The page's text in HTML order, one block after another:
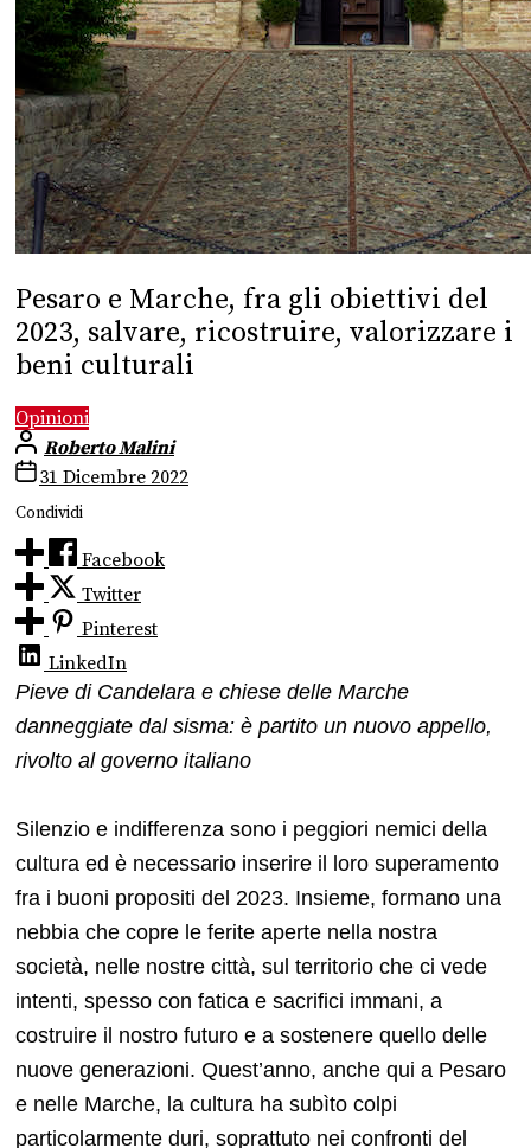
Pesaro e Marche, fra gli obiettivi del
2023, salvare, ricostruire, valorizzare i
beni culturali
Opinioni
Roberto Malini
31 Dicembre 2022
Condividi
Facebook
Twitter
Pinterest
LinkedIn
Pieve di Candelara e chiese delle Marche
danneggiate dal sisma: è partito un nuovo appello,
rivolto al governo italiano
Silenzio e indifferenza sono i peggiori nemici della
cultura ed è necessario inserire il loro superamento
fra i buoni propositi del 2023. Insieme, formano una
nebbia che copre le ferite aperte nella nostra
società, nelle nostre città, sul territorio che ci vede
intenti, spesso con fatica e sacrifici immani, a
costruire il nostro futuro e a sostenere quello delle
nuove generazioni. Quest’anno, anche qui a Pesaro
e nelle Marche, la cultura ha subìto colpi
particolarmente duri, soprattuto nei confronti del